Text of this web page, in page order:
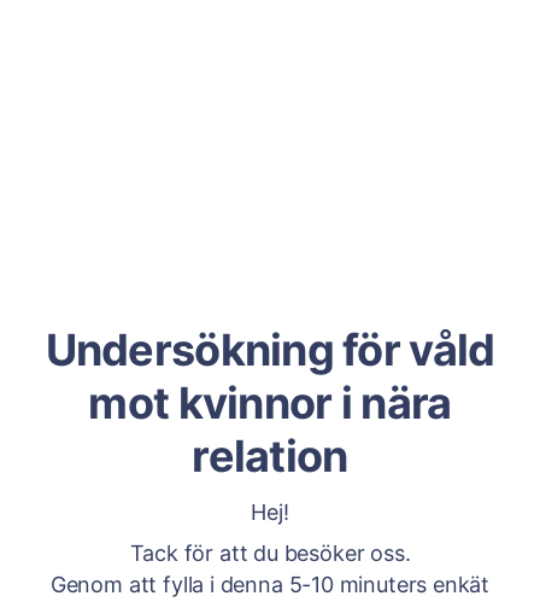
Undersökning för våld
mot kvinnor i nära
relation
Hej!
Tack för att du besöker oss.
Genom att fylla i denna 5-10 minuters enkät